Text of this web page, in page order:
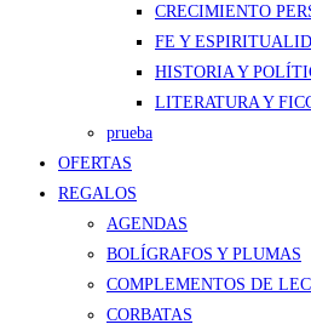
CRECIMIENTO
FE Y
HISTORIA Y
LITERATURA Y
prueba
OFERTAS
REGALOS
AGENDAS
BOLÍGRAFOS Y PLUMAS
COMPLEMENTOS DE
CORBATAS